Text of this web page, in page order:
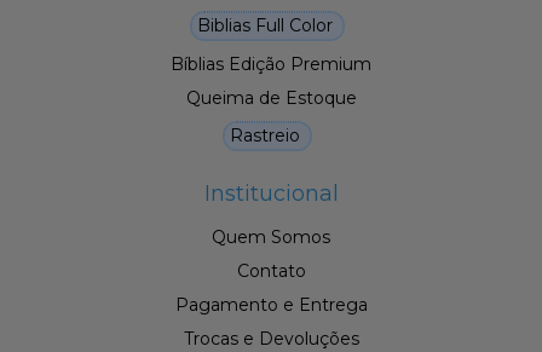
Biblias Full Color
Bíblias Edição Premium
Queima de Estoque
Rastreio
Institucional
Quem Somos
Contato
Pagamento e Entrega
Trocas e Devoluções